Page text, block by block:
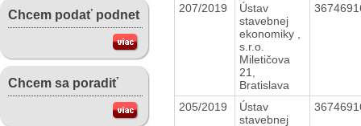
Chcem podať podnet
Chcem sa poradiť
207/2019
Ústav
stavebnej
ekonomiky ,
s.r.o.
Miletičova
21,
Bratislava
205/2019
Ústav
stavebnej